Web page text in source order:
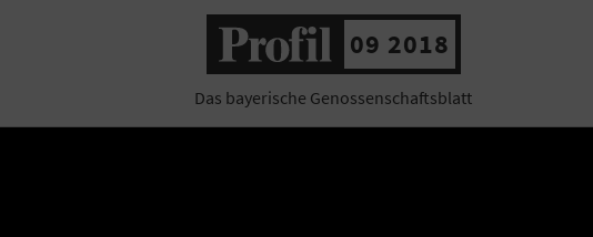
09 2018
Das bayerische Genossenschaftsblatt